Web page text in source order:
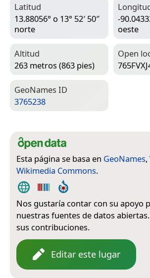
Latitud
13.88056° o 13° 52′ 50″
norte
-
oeste
Altitud
263 metros (863 pies)
Open
Geo­Names ID
3765238
Esta página se basa en GeoNames,
Wikimedia Commons.
Nos gustaría contar con su apoyo
nuestras fuentes de datos
sus contribuciones.
Editar este lugar